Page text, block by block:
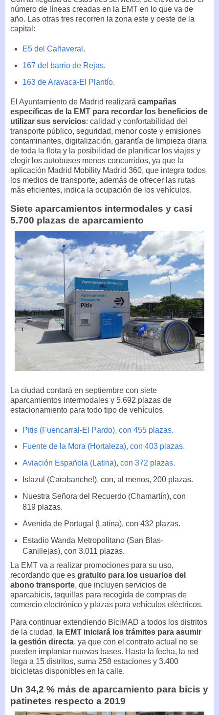
número de líneas creadas en la EMT en lo que va de
año. Las otras tres recorren la zona este y oeste de la
capital:
E5 del Cañaveral .
167 del barrio de Rejas.
163 de Aravaca-El Plantío.
El Ayuntamiento de Madrid realizará campañas
específicas de la EMT para recordar los beneficios de
utilizar sus servicios: calidad y confortabilidad del
transporte público, seguridad, menor coste y emisiones
contaminantes, digitalización, garantía de limpieza diaria
de toda la flota y la posibilidad de planificar los viajes y
elegir los autobuses menos concurridos, ya que la
aplicación Madrid Mobility Madrid 360, que integra todos
los medios de transporte, además de ofrecer las rutas
más eficientes, indica la ocupación de los vehículos.
Siete aparcamientos intermodales y casi
5.700 plazas de aparcamiento
La ciudad contará en septiembre con siete
aparcamientos intermodales y 5.692 plazas de
estacionamiento para todo tipo de vehículos.
Pitis (Fuencarral-El Pardo), con 455 plazas.
Fuente de la Mora (Hortaleza), con 403 plazas.
Aviación Española (Latina), con 372 plazas.
Islazul (Carabanchel), con, al menos, 200 plazas.
Nuestra Señora del Recuerdo (Chamartín), con
819 plazas.
Avenida de Portugal (Latina), con 432 plazas.
Estadio Wanda Metropolitano (San Blas-
Canillejas), con 3.011 plazas.
La EMT va a realizar promociones para su uso,
recordando que es gratuito para los usuarios del
abono transporte, que incluyen servicios de
aparcabicis, taquillas para recogida de compras de
comercio electrónico y plazas para vehículos eléctricos.
Para continuar extendiendo BiciMAD a todos los distritos
de la ciudad, la EMT iniciará los trámites para asumir
la gestión directa, ya que con el contrato actual no se
pueden implantar nuevas bases. Hasta la fecha, la red
llega a 15 distritos, suma 258 estaciones y 3.400
bicicletas disponibles en la calle.
Un 34,2 % más de aparcamiento para bicis y
patinetes respecto a 2019